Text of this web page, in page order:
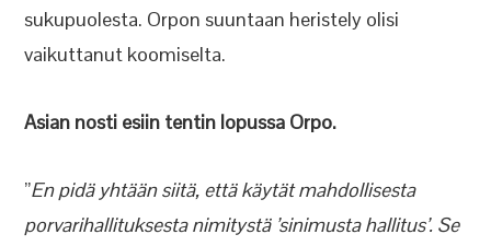
sukupuolesta. Orpon suuntaan heristely olisi
vaikuttanut koomiselta.
Asian nosti esiin tentin lopussa Orpo.
”En pidä yhtään siitä, että käytät mahdollisesta
porvarihallituksesta nimitystä ’sinimusta hallitus’. Se